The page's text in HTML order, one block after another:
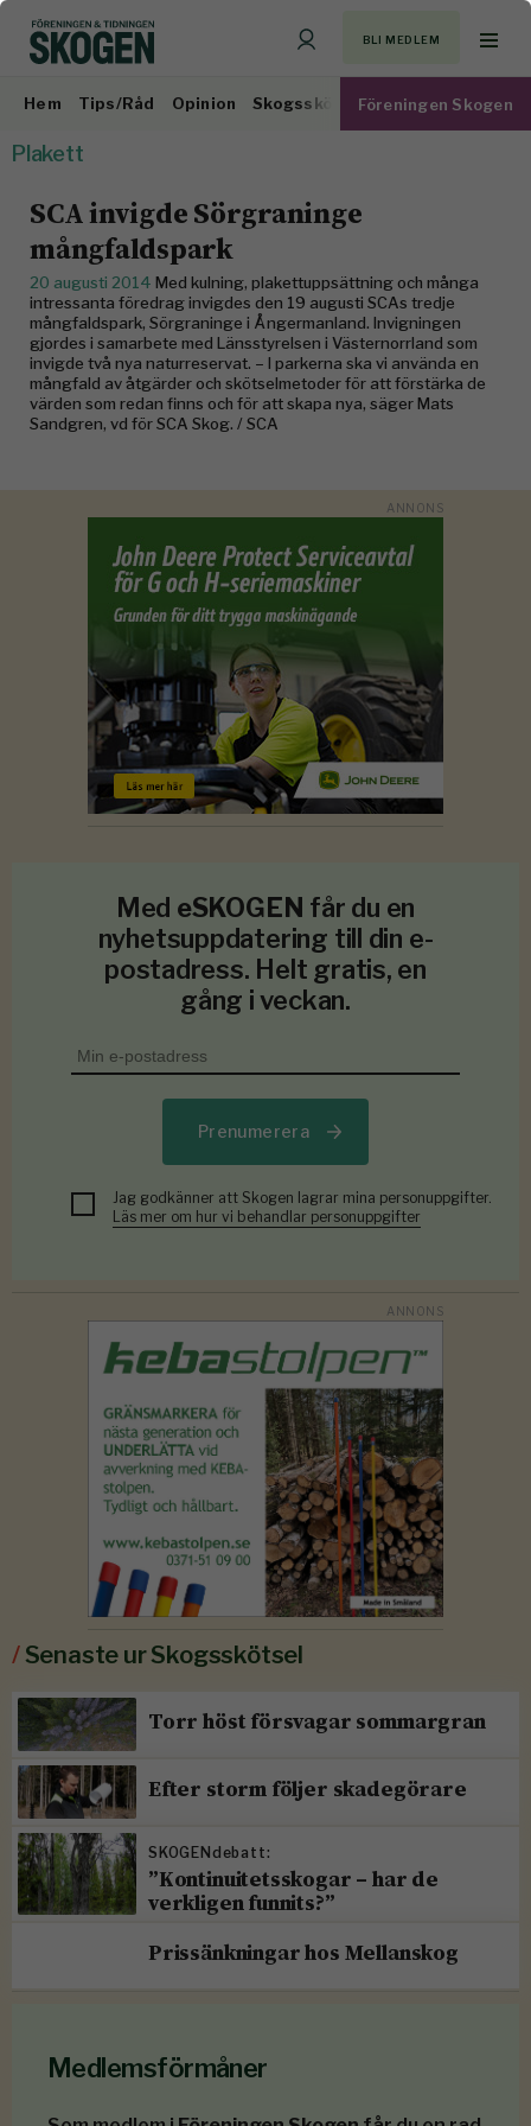
BLI MEDLEM
Hem Tips/Råd Opinion Skogsskötsel Virkesmarknad
Föreningen Skogen
Plakett
SCA invigde Sörgraninge
mångfaldspark
20 augusti 2014 Med kulning, plakettuppsättning och många
intressanta föredrag invigdes den 19 augusti SCAs tredje
mångfaldspark, Sörgraninge i Ångermanland. Invigningen
gjordes i samarbete med Länsstyrelsen i Västernorrland som
invigde två nya naturreservat. – I parkerna ska vi använda en
mångfald av åtgärder och skötselmetoder för att förstärka de
värden som redan finns och för att skapa nya, säger Mats
Sandgren, vd för SCA Skog. / SCA
Med eSKOGEN får du en
nyhetsuppdatering till din e-
postadress. Helt gratis, en
gång i veckan.
Prenumerera
Jag godkänner att Skogen lagrar mina personuppgifter.
Läs mer om hur vi behandlar personuppgifter
/Senaste ur Skogsskötsel
Torr höst försvagar sommargran
Efter storm följer skadegörare
SKOGENdebatt:
”Kontinuitetsskogar – har de
verkligen funnits?”
Prissänkningar hos Mellanskog
Medlemsförmåner